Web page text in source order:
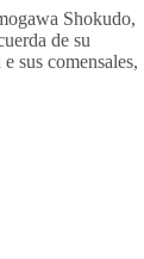
Shokudo,
de su
sus comensales,